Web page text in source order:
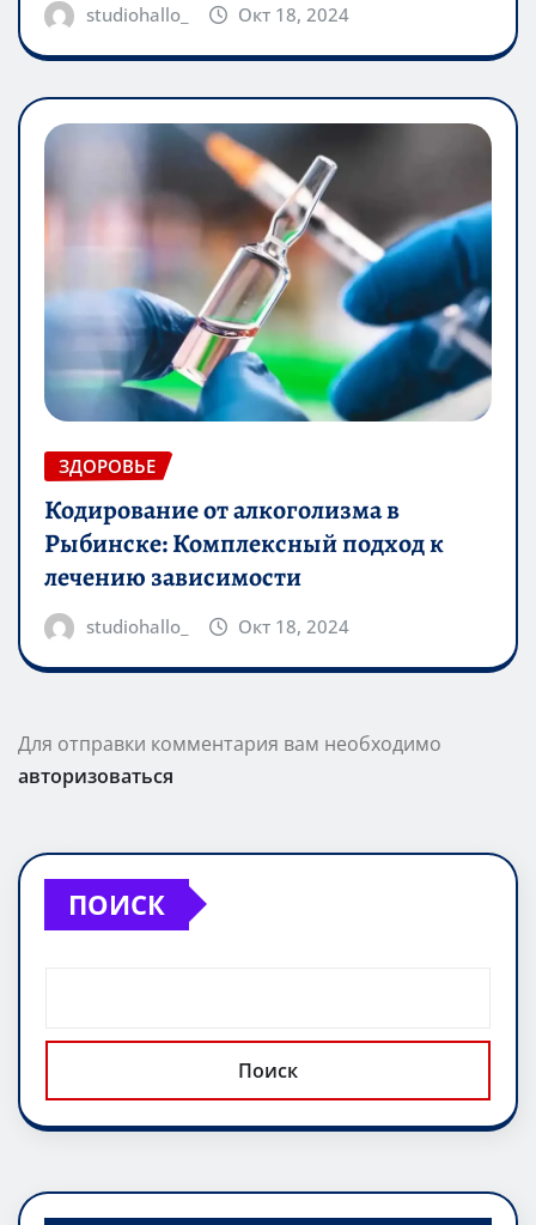
studiohallo_ Окт 18, 2024
ЗДОРОВЬЕ
Кодирование от алкоголизма в
Рыбинске: Комплексный подход к
лечению зависимости
studiohallo_ Окт 18, 2024
Для отправки комментария вам необходимо
авторизоваться
ПОИСК
Поиск